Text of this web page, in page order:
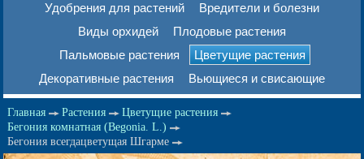
Удобрения для растений
Вредители и болезни
Виды орхидей
Плодовые растения
Пальмовые растения
Цветущие растения
Декоративные растения
Вьющиеся и свисающие
Главная Растения
Цветущие растения
Бегония комнатная (Begonia. L.)
Бегония всегдацветущая Шгарме